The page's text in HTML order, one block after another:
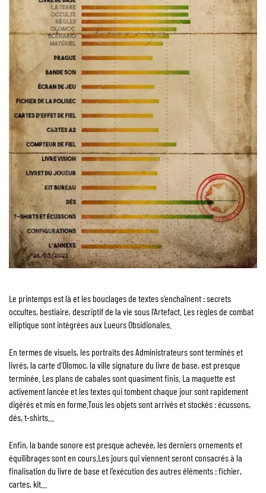
Le printemps est là et les bouclages de textes s’enchaînent : secrets
occultes, bestiaire, descriptif de la vie sous l’Artefact. Les règles de combat
elliptique sont intégrées aux Lueurs Obsidionales.
En termes de visuels, les portraits des Administrateurs sont terminés et
livrés, la carte d’Olomoc, la ville signature du livre de base, est presque
terminée. Les plans de cabales sont quasiment finis. La maquette est
activement lancée et les textes qui tombent chaque jour sont rapidement
digérés et mis en forme.Tous les objets sont arrivés et stockés : écussons,
dés, t-shirts…
Enfin, la bande sonore est presque achevée, les derniers ornements et
équilibrages sont en cours.Les jours qui viennent seront consacrés à la
finalisation du livre de base et l’exécution des autres éléments : fichier,
cartes, kit…